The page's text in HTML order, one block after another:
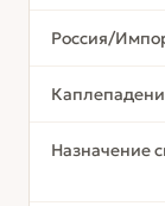
Россия/
Назначение